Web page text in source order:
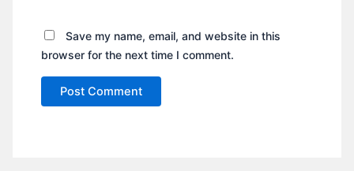
Save my name, email, and website in this
browser for the next time I comment.